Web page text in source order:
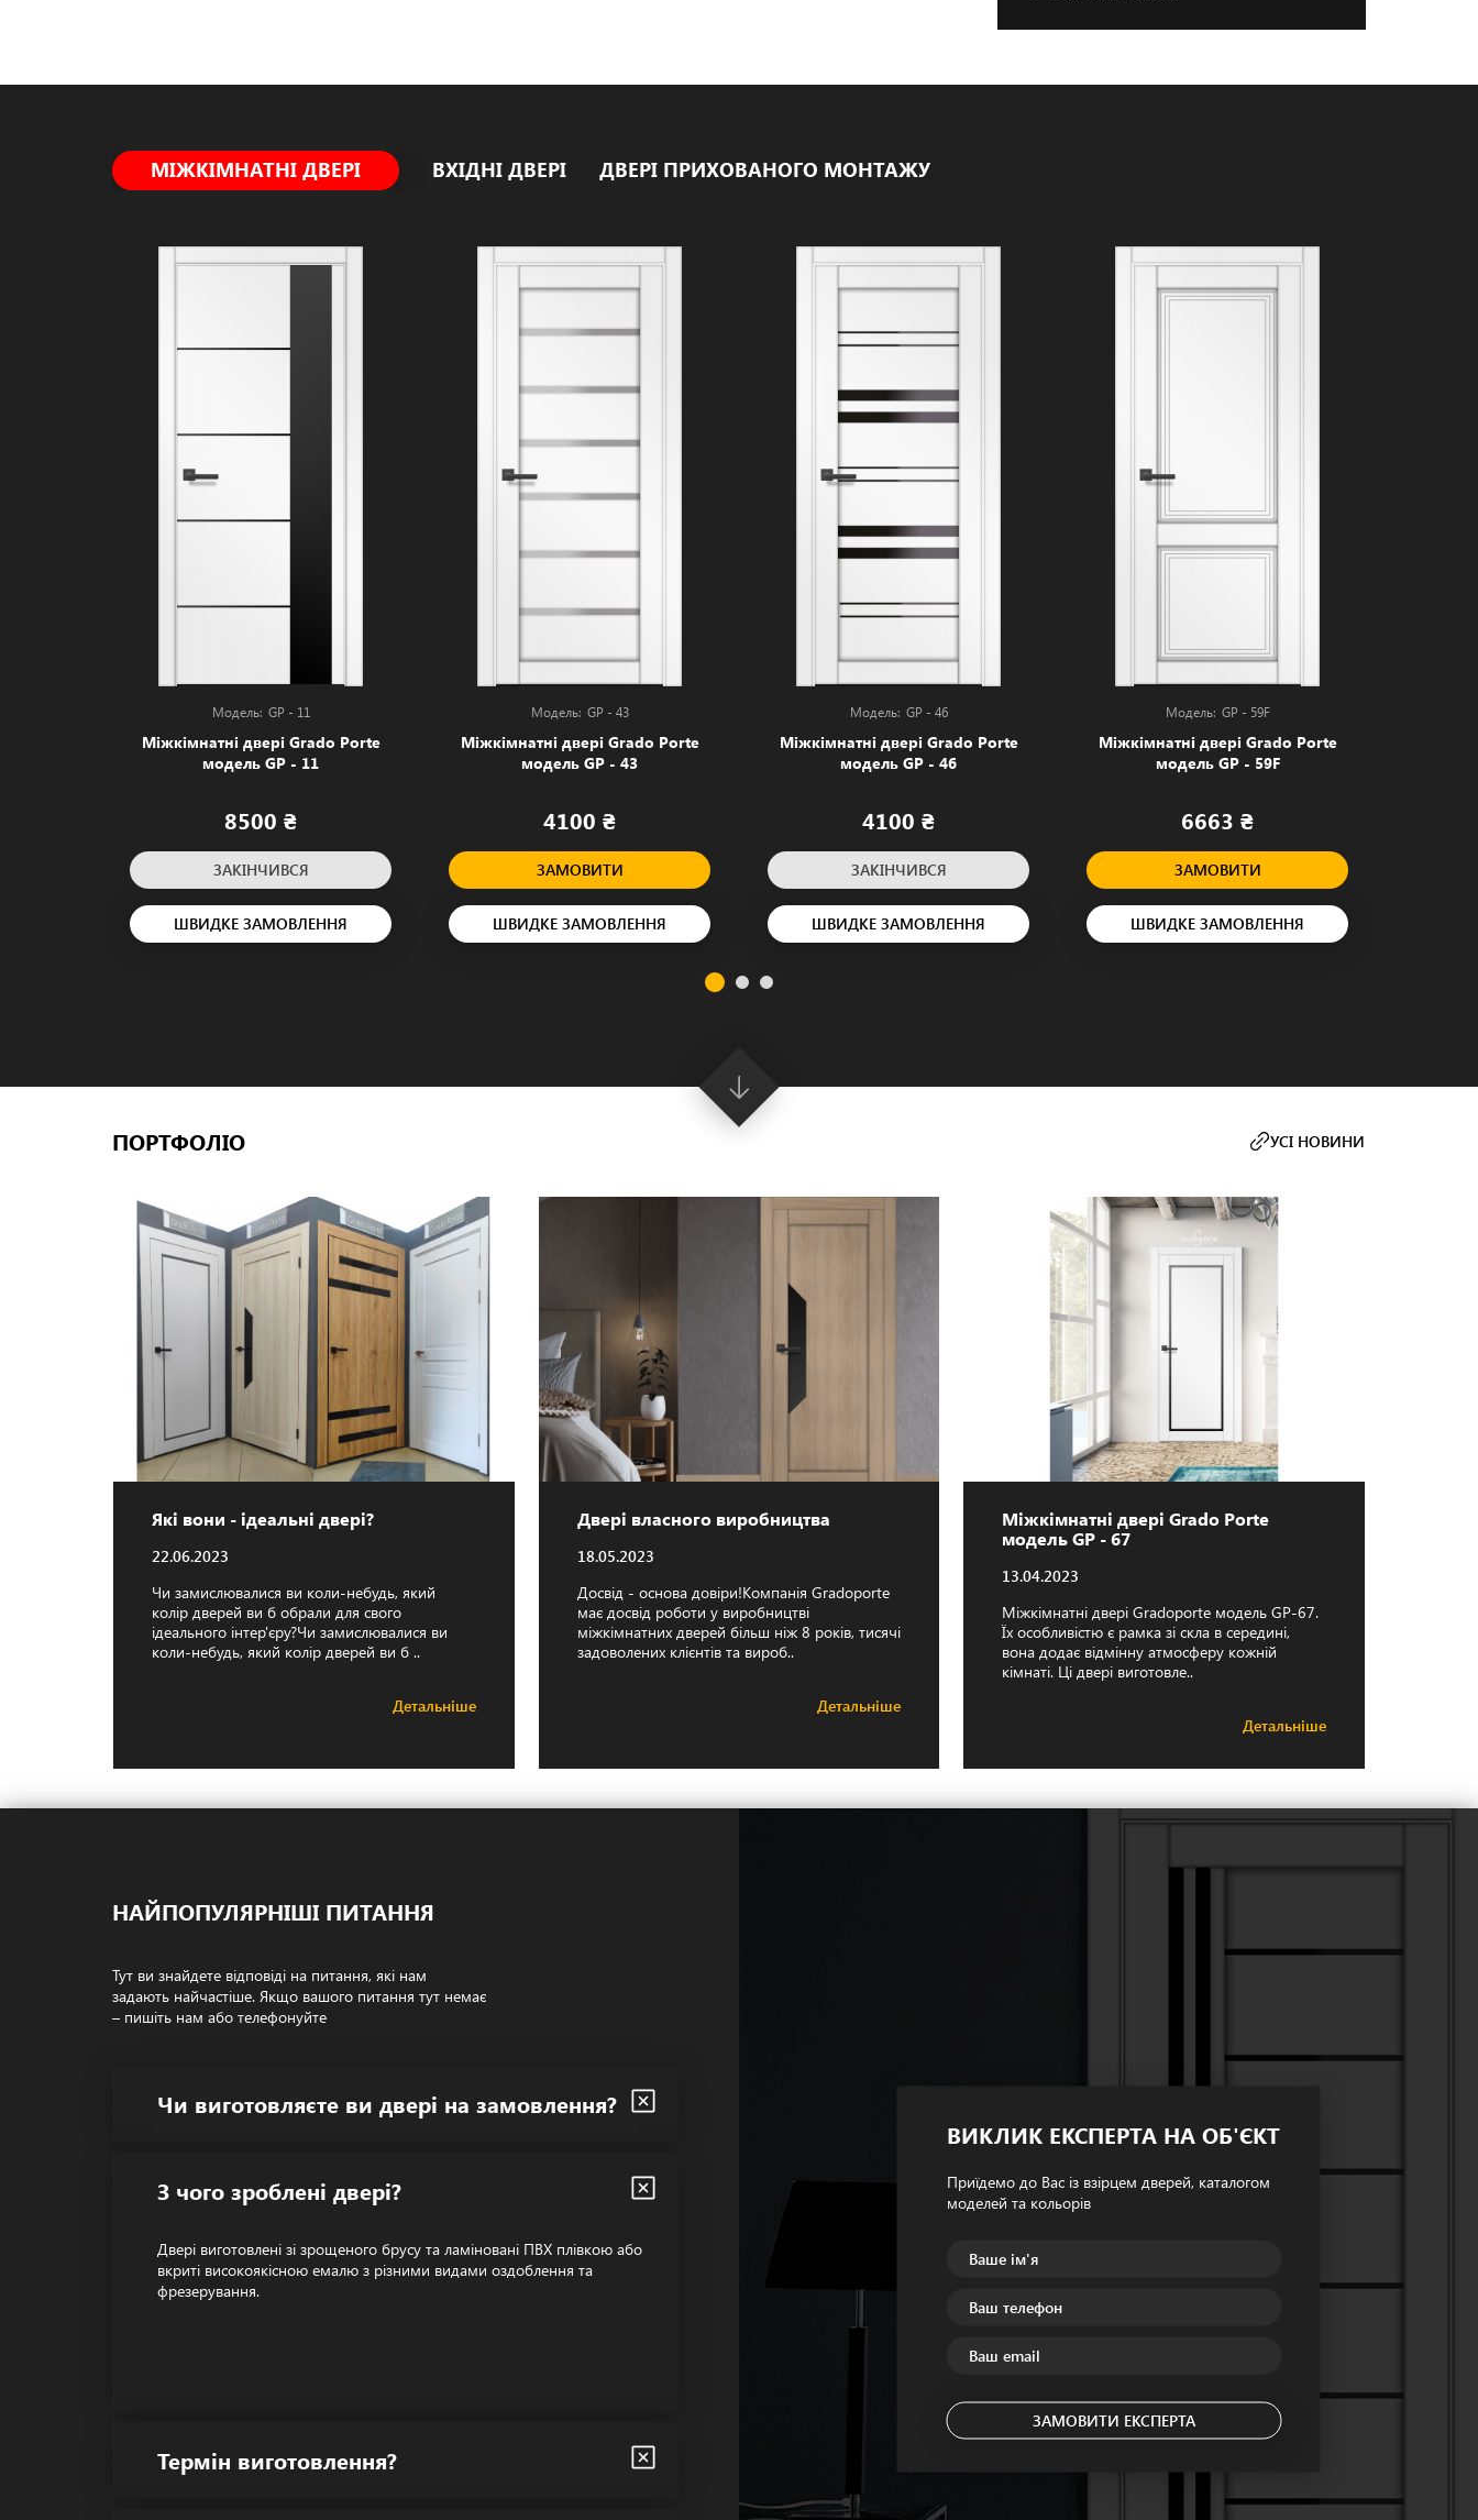
МІЖКІМНАТНІ ДВЕРІ ВХІДНІ ДВЕРІ ДВЕРІ ПРИХОВАНОГО МОНТАЖУ
GP - 11
Міжкімнатні двері Grado Porte
модель GP - 11
8500 ₴
ЗАКІНЧИВСЯ
ШВИДКЕ ЗАМОВЛЕННЯ
GP - 43
Міжкімнатні двері Grado Porte
модель GP - 43
4100 ₴
ЗАМОВИТИ
ШВИДКЕ ЗАМОВЛЕННЯ
GP - 46
Міжкімнатні двері Grado Porte
модель GP - 46
4100 ₴
ЗАКІНЧИВСЯ
ШВИДКЕ ЗАМОВЛЕННЯ
GP - 59F
Міжкімнатні двері Grado Porte
модель GP - 59F
6663 ₴
ЗАМОВИТИ
ШВИДКЕ ЗАМОВЛЕННЯ
ПОРТФОЛІО УСІ НОВИНИ
Які вони - ідеальні двері?
22.06.2023
Чи замислювалися ви коли-небудь, який
колір дверей ви б обрали для свого
ідеального інтер'єру?Чи замислювалися ви
коли-небудь, який колір дверей ви б ..
Детальніше
Двері власного виробництва
18.05.2023
Досвід - основа довіри!Компанія Gradoporte
має досвід роботи у виробництві
міжкімнатних дверей більш ніж 8 років, тисячі
задоволених клієнтів та вироб..
Детальніше
Міжкімнатні двері Grado Porte
модель GP - 67
13.04.2023
Міжкімнатні двері Gradoporte модель GP-67.
Їх особливістю є рамка зі скла в середині,
вона додає відмінну атмосферу кожній
кімнаті. Ці двері виготовле..
Детальніше
НАЙПОПУЛЯРНІШІ ПИТАННЯ
Тут ви знайдете відповіді на питання, які нам
задають найчастіше. Якщо вашого питання тут немає
– пишіть нам або телефонуйте
Чи виготовляєте ви двері на замовлення?
З чого зроблені двері?
Двері виготовлені зі зрощеного брусу та ламіновані ПВХ плівкою або
вкриті високоякісною емалю з різними видами оздоблення та
фрезерування.
Термін виготовлення?
ВИКЛИК ЕКСПЕРТА НА ОБ'ЄКТ
Приїдемо до Вас із взірцем дверей, каталогом
моделей та кольорів
ЗАМОВИТИ ЕКСПЕРТА